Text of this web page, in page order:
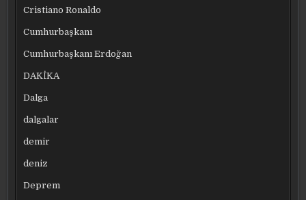
Cristiano Ronaldo
Cumhurbaşkanı
Cumhurbaşkanı Erdoğan
DAKİKA
Dalga
dalgalar
demir
deniz
Deprem